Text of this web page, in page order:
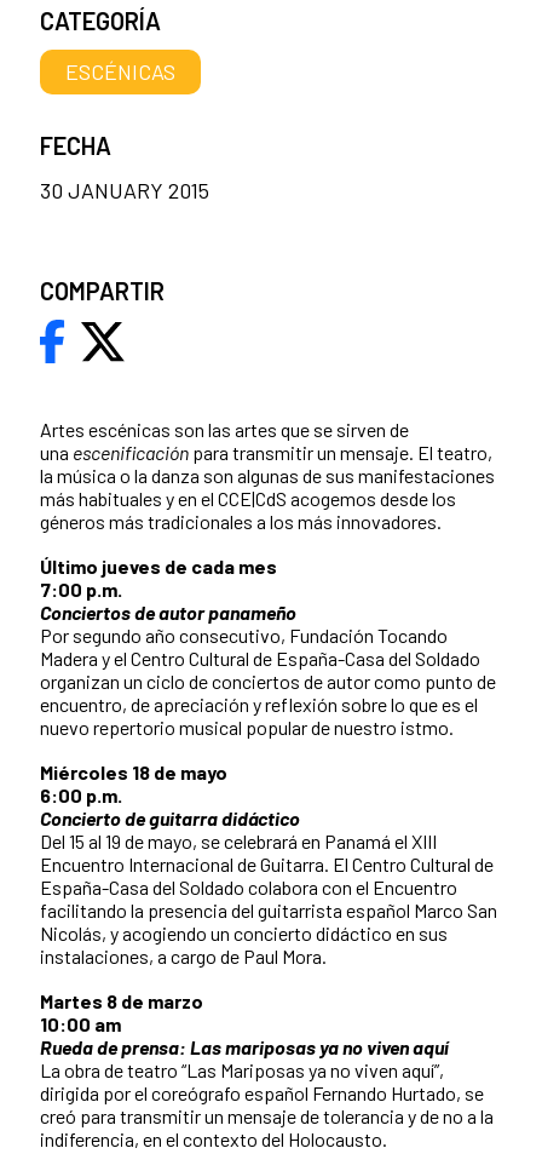
Artes escénicas son las artes que se sirven de
una escenificación para transmitir un mensaje. El teatro,
la música o la danza son algunas de sus manifestaciones
más habituales y en el CCE|CdS acogemos desde los
géneros más tradicionales a los más innovadores.
Último jueves de cada mes
7:00 p.m.
Conciertos de autor panameño
Por segundo año consecutivo, Fundación Tocando
Madera y el Centro Cultural de España-Casa del Soldado
organizan un ciclo de conciertos de autor como punto de
encuentro, de apreciación y reflexión sobre lo que es el
nuevo repertorio musical popular de nuestro istmo.
Miércoles 18 de mayo
6:00 p.m.
Concierto de guitarra didáctico
Del 15 al 19 de mayo, se celebrará en Panamá el XIII
Encuentro Internacional de Guitarra. El Centro Cultural de
España-Casa del Soldado colabora con el Encuentro
facilitando la presencia del guitarrista español Marco San
Nicolás, y acogiendo un concierto didáctico en sus
instalaciones, a cargo de Paul Mora.
Martes 8 de marzo
10:00 am
Rueda de prensa: Las mariposas ya no viven aquí
La obra de teatro “Las Mariposas ya no viven aquí”,
dirigida por el coreógrafo español Fernando Hurtado, se
creó para transmitir un mensaje de tolerancia y de no a la
indiferencia, en el contexto del Holocausto.
CATEGORÍA
ESCÉNICAS
FECHA
30 JANUARY 2015
COMPARTIR